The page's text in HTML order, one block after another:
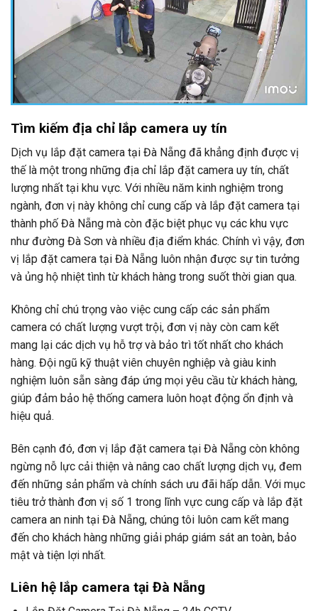
Tìm kiếm địa chỉ lắp camera uy tín
Dịch vụ lắp đặt camera tại Đà Nẵng đã khẳng định được vị
thế là một trong những địa chỉ lắp đặt camera uy tín, chất
lượng nhất tại khu vực. Với nhiều năm kinh nghiệm trong
ngành, đơn vị này không chỉ cung cấp và lắp đặt camera tại
thành phố Đà Nẵng mà còn đặc biệt phục vụ các khu vực
như đường Đà Sơn và nhiều địa điểm khác. Chính vì vậy, đơn
vị lắp đặt camera tại Đà Nẵng luôn nhận được sự tin tưởng
và ủng hộ nhiệt tình từ khách hàng trong suốt thời gian qua.
Không chỉ chú trọng vào việc cung cấp các sản phẩm
camera có chất lượng vượt trội, đơn vị này còn cam kết
mang lại các dịch vụ hỗ trợ và bảo trì tốt nhất cho khách
hàng. Đội ngũ kỹ thuật viên chuyên nghiệp và giàu kinh
nghiệm luôn sẵn sàng đáp ứng mọi yêu cầu từ khách hàng,
giúp đảm bảo hệ thống camera luôn hoạt động ổn định và
hiệu quả.
Bên cạnh đó, đơn vị lắp đặt camera tại Đà Nẵng còn không
ngừng nỗ lực cải thiện và nâng cao chất lượng dịch vụ, đem
đến những sản phẩm và chính sách ưu đãi hấp dẫn. Với mục
tiêu trở thành đơn vị số 1 trong lĩnh vực cung cấp và lắp đặt
camera an ninh tại Đà Nẵng, chúng tôi luôn cam kết mang
đến cho khách hàng những giải pháp giám sát an toàn, bảo
mật và tiện lợi nhất.
Liên hệ lắp camera tại Đà Nẵng